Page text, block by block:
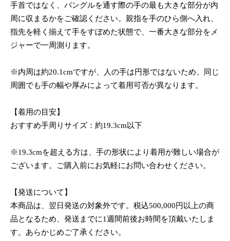
手首ではなく、バングルを通す際の手の最も大きな部分が内
周に収まるかをご確認ください。親指を手のひら側へ入れ、
指先を軽く揃えて手をすぼめた状態で、一番大きな部分をメ
ジャーで一周測ります。
※内周は約20.1cmですが、人の手は円形ではないため、同じ
周囲でも手の幅や厚みによって着用可否が異なります。
【着用の目安】
おすすめ手周りサイズ：約19.3cm以下
※19.3cmを超える方は、手の形状により着用が難しい場合が
ございます。ご購入前にお気軽にお問い合わせください。
【発送について】
本商品は、翌日発送の対象外です。税込500,000円以上の商
品となるため、発送までに1週間前後お時間を頂戴いたしま
す。あらかじめご了承ください。